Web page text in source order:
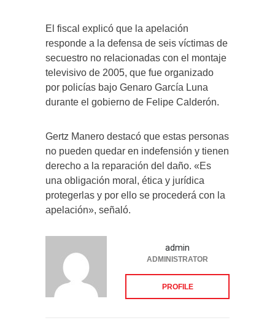
El fiscal explicó que la apelación
responde a la defensa de seis víctimas de
secuestro no relacionadas con el montaje
televisivo de 2005, que fue organizado
por policías bajo Genaro García Luna
durante el gobierno de Felipe Calderón.
Gertz Manero destacó que estas personas
no pueden quedar en indefensión y tienen
derecho a la reparación del daño. «Es
una obligación moral, ética y jurídica
protegerlas y por ello se procederá con la
apelación», señaló.
admin
ADMINISTRATOR
PROFILE